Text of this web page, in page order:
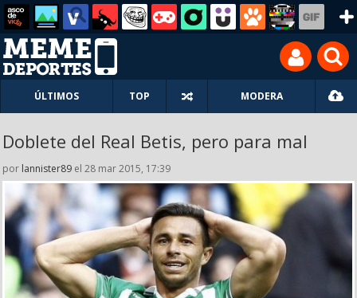
ÚLTIMOS TOP MODERA
Doblete del Real Betis, pero para mal
por lannister89 el 28 mar 2015, 17:39